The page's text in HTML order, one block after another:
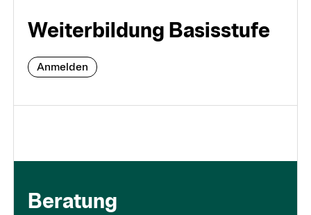
Weiterbildung Basisstufe
Anmelden
Be­rat­ung